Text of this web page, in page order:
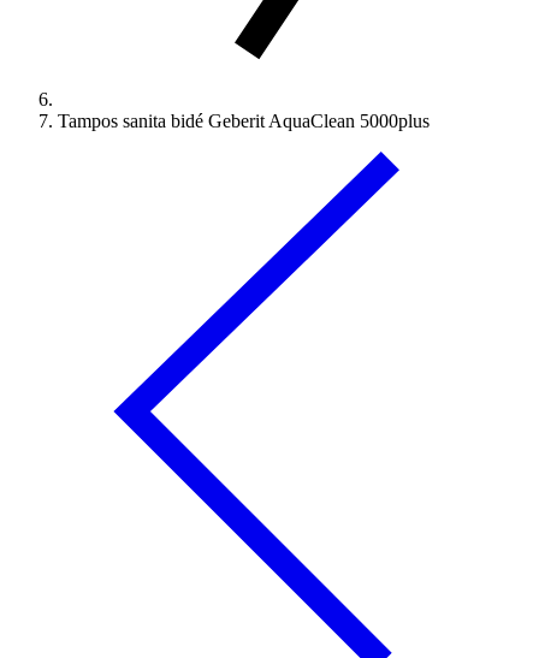
Tampos sanita bidé Geberit AquaClean 5000plus